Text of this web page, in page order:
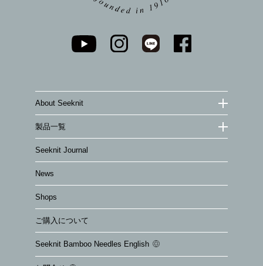
About Seeknit
製品一覧
Seeknit Journal
News
Shops
ご購入について
Seeknit Bamboo Needles English